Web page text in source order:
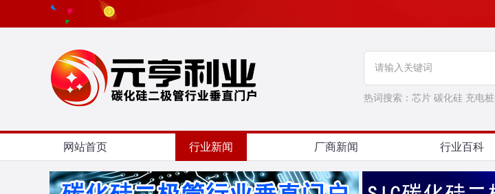
热词搜索： 芯片 碳化硅 充电桩
网站首页 行业新闻 厂商新闻 行业百科